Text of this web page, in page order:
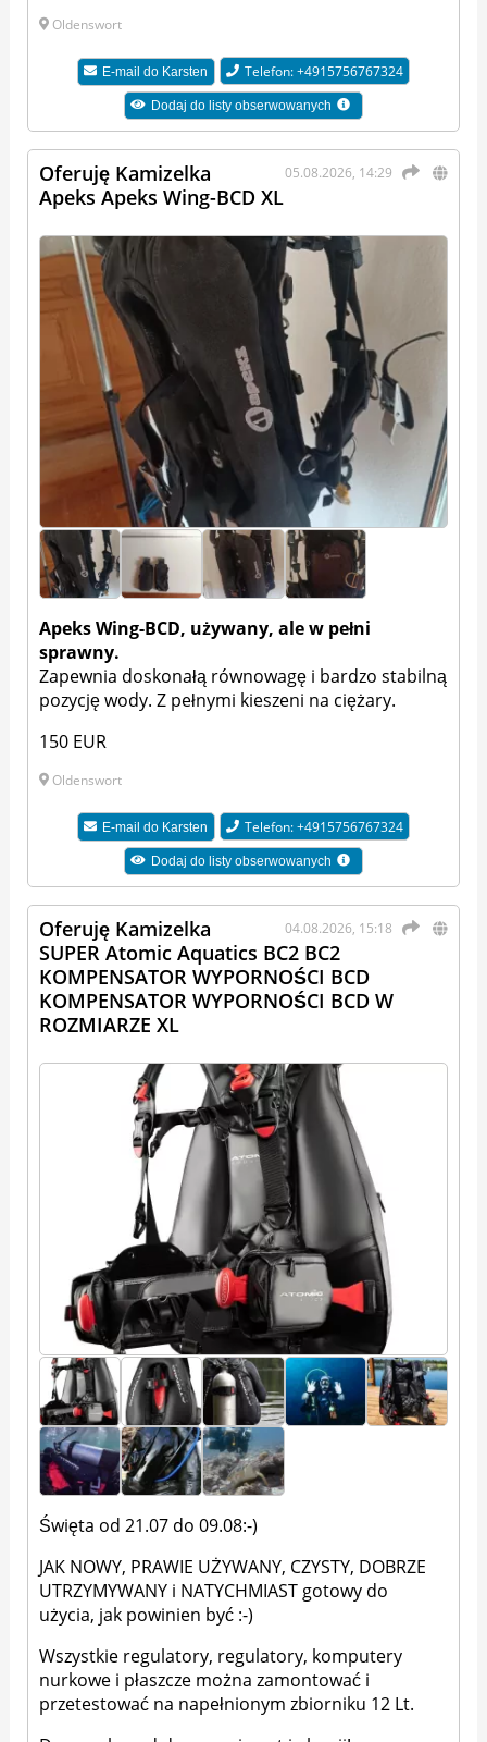
Oldenswort
E-mail do Karsten Telefon: +4915756767324
Dodaj do listy obserwowanych
05.08.2026, 14:29
Oferuję Kamizelka
Apeks Apeks Wing-BCD XL
Apeks Wing-BCD, używany, ale w pełni
sprawny.
Zapewnia doskonałą równowagę i bardzo stabilną
pozycję wody. Z pełnymi kieszeni na ciężary.
150 EUR
Oldenswort
E-mail do Karsten Telefon: +4915756767324
Dodaj do listy obserwowanych
04.08.2026, 15:18
Oferuję Kamizelka
SUPER Atomic Aquatics BC2 BC2
KOMPENSATOR WYPORNOŚCI BCD
KOMPENSATOR WYPORNOŚCI BCD W
ROZMIARZE XL
Święta od 21.07 do 09.08:-)
JAK NOWY, PRAWIE UŻYWANY, CZYSTY, DOBRZE
UTRZYMYWANY i NATYCHMIAST gotowy do
użycia, jak powinien być :-)
Wszystkie regulatory, regulatory, komputery
nurkowe i płaszcze można zamontować i
przetestować na napełnionym zbiorniku 12 Lt.